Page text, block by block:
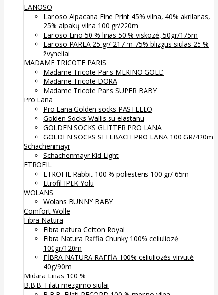
LANOSO
Lanoso Alpacana Fine Print 45% vilna, 40% akrilanas,
25% alpakų vilna 100 gr/220m
Lanoso Lino 50 % linas 50 % viskozė, 50gr/175m
Lanoso PARLA 25 gr/ 217 m 75% blizgus siūlas 25 %
žvyneliai
MADAME TRICOTE PARIS
Madame Tricote Paris MERINO GOLD
Madame Tricote DORA
Madame Tricote Paris SUPER BABY
Pro Lana
Pro Lana Golden socks PASTELLO
Golden Socks Wallis su elastanu
GOLDEN SOCKS GLITTER PRO LANA
GOLDEN SOCKS SEELBACH PRO LANA 100 GR/420m
Schachenmayr
Schachenmayr Kid Light
ETROFIL
ETROFIL Rabbit 100 % poliesteris 100 gr/ 65m
Etrofil IPEK Yolu
WOLANS
Wolans BUNNY BABY
Comfort Wolle
Fibra Natura
Fibra natura Cotton Royal
Fibra Natura Raffia Chunky 100% celiuliozė
100gr/120m
FİBRA NATURA RAFFİA 100% celiuliozės virvutė
40g/90m
Midara Linas 100 %
B.B.B. Filati mezgimo siūlai